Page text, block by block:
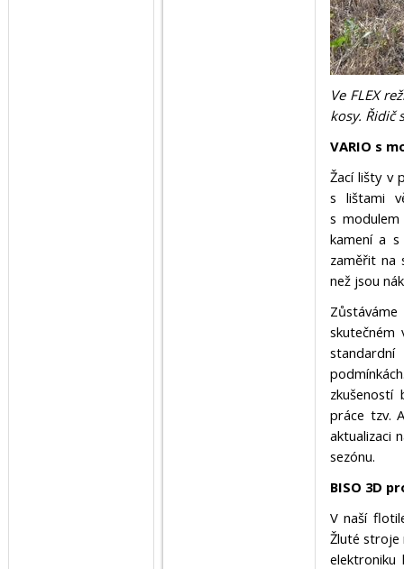
Ve FLEX
kosy. Řidič
VARIO s
Žací lišty v
s lištami
s
kamení a
zaměřit na
než jsou
skutečném
zkušeností
práce tzv.
aktualizaci
sezónu.
BISO 3D
V naší
Žluté stroje
elektroniku